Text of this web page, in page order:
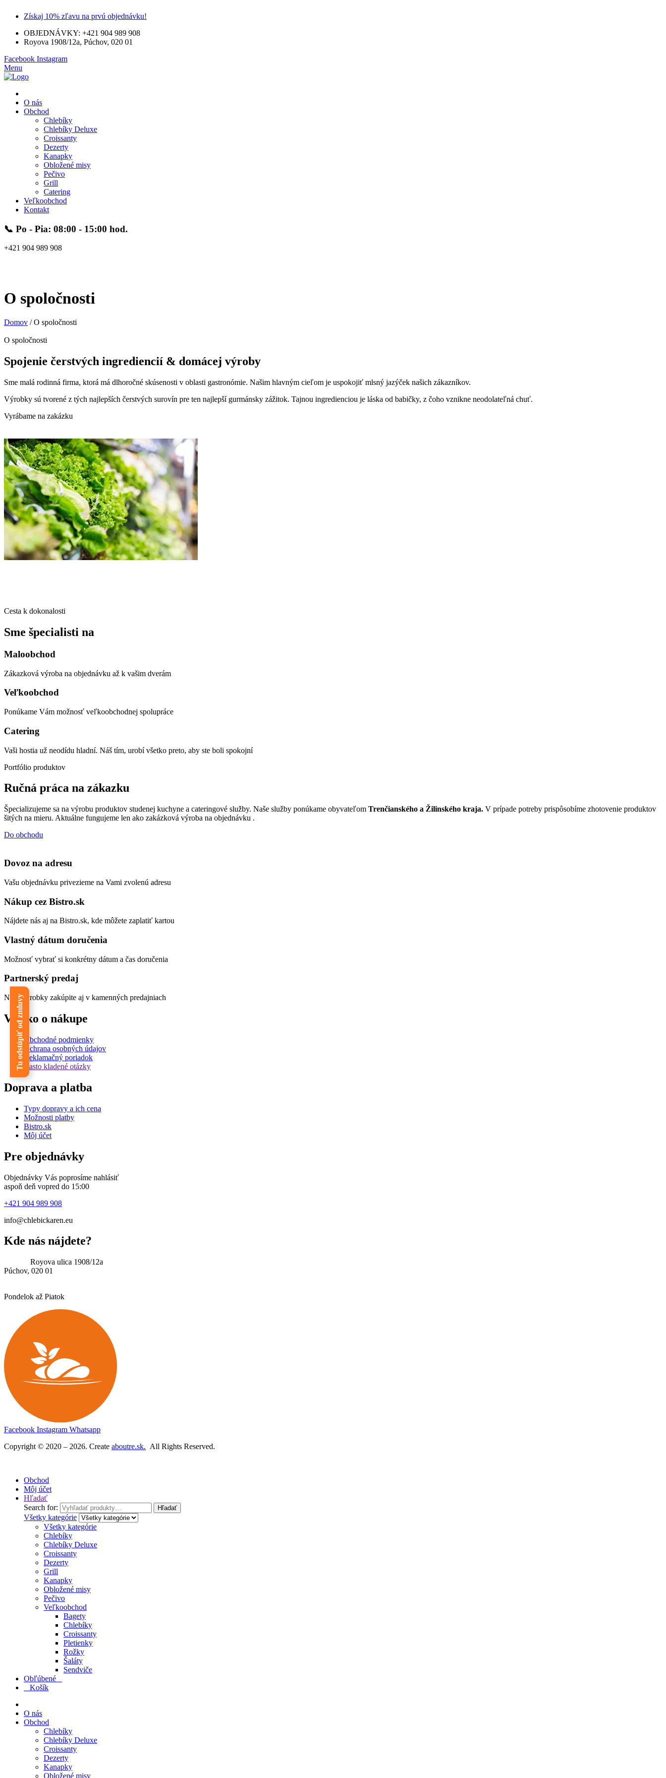
Tu odstúpiť od zmluvy
Získaj 10% zľavu na prvú objednávku!
OBJEDNÁVKY: +421 904 989 908
Royova 1908/12a, Púchov, 020 01
Facebook Instagram
Menu
O nás
Obchod
Chlebíky
Chlebíky Deluxe
Croissanty
Dezerty
Kanapky
Obložené misy
Pečivo
Grill
Catering
Veľkoobchod
Kontakt
📞 Po - Pia: 08:00 - 15:00 hod.
+421 904 989 908
O spoločnosti
Domov /O spoločnosti
O spoločnosti
Spojenie čerstvých ingrediencií & domácej výroby
Sme malá rodinná firma, ktorá má dlhoročné skúsenosti v oblasti gastronómie. Našim hlavným cieľom je uspokojiť mlsný jazýček našich zákazníkov.
Výrobky sú tvorené z tých najlepších čerstvých surovín pre ten najlepší gurmánsky zážitok. Tajnou ingredienciou je láska od babičky, z čoho vznikne neodolateľná chuť.
Vyrábame na zakázku
Cesta k dokonalosti
Sme špecialisti na
Maloobchod
Zákazková výroba na objednávku až k vašim dverám
Veľkoobchod
Ponúkame Vám možnosť veľkoobchodnej spolupráce
Catering
Vaši hostia už neodídu hladní. Náš tím, urobí všetko preto, aby ste boli spokojní
Portfólio produktov
Ručná práca na zákazku
Špecializujeme sa na výrobu produktov studenej kuchyne a cateringové služby. Naše služby ponúkame obyvateľom Trenčianského a Žilinského kraja. V prípade potreby prispôsobíme zhotovenie produktov
šitých na mieru. Aktuálne fungujeme len ako zakázková výroba na objednávku .
Do obchodu
Dovoz na adresu
Vašu objednávku privezieme na Vami zvolenú adresu
Nákup cez Bistro.sk
Nájdete nás aj na Bistro.sk, kde môžete zaplatiť kartou
Vlastný dátum doručenia
Možnosť vybrať si konkrétny dátum a čas doručenia
Partnerský predaj
Naše výrobky zakúpite aj v kamenných predajniach
Všetko o nákupe
Obchodné podmienky
Ochrana osobných údajov
Reklamačný poriadok
Často kladené otázky
Doprava a platba
Typy dopravy a ich cena
Možnosti platby
Bistro.sk
Môj účet
Pre objednávky
Objednávky Vás poprosíme nahlásiť
aspoň deň vopred do 15:00
+421 904 989 908
info@chlebickaren.eu
Kde nás nájdete?
Royova ulica 1908/12a
Púchov, 020 01
Pondelok až Piatok
Facebook Instagram Whatsapp
Copyright © 2020 – 2026. Create aboutre.sk. All Rights Reserved.
Obchod
Môj účet
Hľadať
Search for:
Hľadať
Všetky kategórie
Všetky kategórie
Chlebíky
Chlebíky Deluxe
Croissanty
Dezerty
Grill
Kanapky
Obložené misy
Pečivo
Veľkoobchod
Bagety
Chlebíky
Croissanty
Pletienky
Rožky
Šaláty
Sendviče
Obľúbené
Košík
O nás
Obchod
Chlebíky
Chlebíky Deluxe
Croissanty
Dezerty
Kanapky
Obložené misy